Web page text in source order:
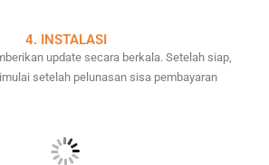
4. INSTALASI
update secara berkala. Setelah siap,
setelah pelunasan sisa pembayaran